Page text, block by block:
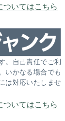
ついてはこちら
。自己責任でご利
いかなる場合でも
は対応いたしませ
ついてはこちら